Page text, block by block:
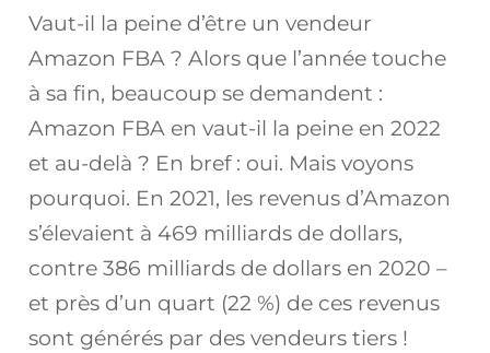
Vaut-il la peine d’être un vendeur
Amazon FBA ? Alors que l’année touche
à sa fin, beaucoup se demandent :
Amazon FBA en vaut-il la peine en 2022
et au-delà ? En bref : oui. Mais voyons
pourquoi. En 2021, les revenus d’Amazon
s’élevaient à 469 milliards de dollars,
contre 386 milliards de dollars en 2020 –
et près d’un quart (22 %) de ces revenus
sont générés par des vendeurs tiers !